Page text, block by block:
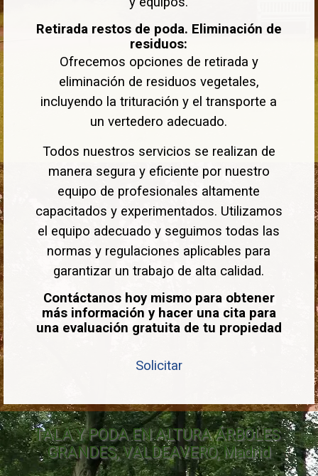
Retirada restos de poda. Eliminación de
residuos:
Ofrecemos opciones de retirada y
eliminación de residuos vegetales,
incluyendo la trituración y el transporte a
un vertedero adecuado.
Todos nuestros servicios se realizan de
manera segura y eficiente por nuestro
equipo de profesionales altamente
capacitados y experimentados. Utilizamos
el equipo adecuado y seguimos todas las
normas y regulaciones aplicables para
garantizar un trabajo de alta calidad.
Contáctanos hoy mismo para obtener
más información y hacer una cita para
una evaluación gratuita de tu propiedad
Solicitar
TALA Y PODA EN ALTURA ÁRBOLES
GRANDES, VALDEAVERO, Madrid